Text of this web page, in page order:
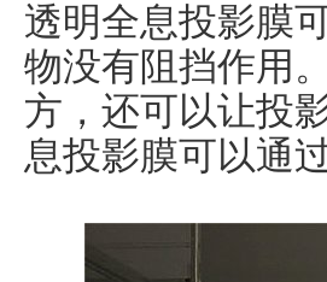
透明全息投影膜
物没有阻挡作用
方，还可以让投
息投影膜可以通